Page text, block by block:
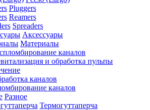
Pluggers
Reamers
Spreaders
Аксессуары
Материалы
каналов
и обработка пульпы
каналов
каналов
Разное
Термогуттаперча